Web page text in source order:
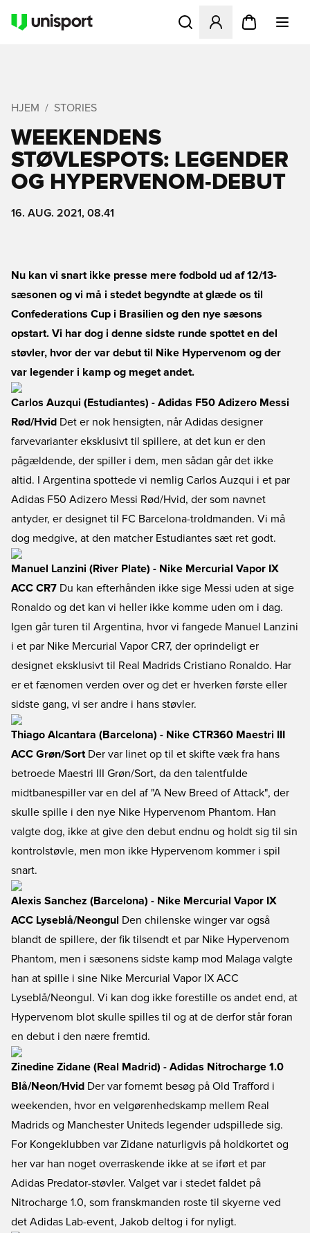
Åbner en Modal til at
HJEM STORIES
WEEKENDENS
STØVLESPOTS: LEGENDER
OG HYPERVENOM-DEBUT
16. AUG. 2021, 08.41
Nu kan vi snart ikke presse mere fodbold ud af 12/13-
sæsonen og vi må i stedet begyndte at glæde os til
Confederations Cup i Brasilien og den nye sæsons
opstart. Vi har dog i denne sidste runde spottet en del
støvler, hvor der var debut til Nike Hypervenom og der
var legender i kamp og meget andet.
Carlos Auzqui (Estudiantes) - Adidas F50 Adizero Messi
Rød/Hvid Det er nok hensigten, når Adidas designer
farvevarianter eksklusivt til spillere, at det kun er den
pågældende, der spiller i dem, men sådan går det ikke
altid. I Argentina spottede vi nemlig Carlos Auzqui i et par
Adidas F50 Adizero Messi Rød/Hvid, der som navnet
antyder, er designet til FC Barcelona-troldmanden. Vi må
dog medgive, at den matcher Estudiantes sæt ret godt.
Manuel Lanzini (River Plate) - Nike Mercurial Vapor IX
ACC CR7 Du kan efterhånden ikke sige Messi uden at sige
Ronaldo og det kan vi heller ikke komme uden om i dag.
Igen går turen til Argentina, hvor vi fangede Manuel Lanzini
i et par Nike Mercurial Vapor CR7, der oprindeligt er
designet eksklusivt til Real Madrids Cristiano Ronaldo. Har
er et fænomen verden over og det er hverken første eller
sidste gang, vi ser andre i hans støvler.
Thiago Alcantara (Barcelona) - Nike CTR360 Maestri III
ACC Grøn/Sort Der var linet op til et skifte væk fra hans
betroede Maestri III Grøn/Sort, da den talentfulde
midtbanespiller var en del af "A New Breed of Attack", der
skulle spille i den nye Nike Hypervenom Phantom. Han
valgte dog, ikke at give den debut endnu og holdt sig til sin
kontrolstøvle, men mon ikke Hypervenom kommer i spil
snart.
Alexis Sanchez (Barcelona) - Nike Mercurial Vapor IX
ACC Lyseblå/Neongul
Den chilenske winger var også
blandt de spillere, der fik tilsendt et par Nike Hypervenom
Phantom, men i sæsonens sidste kamp mod Malaga valgte
han at spille i sine Nike Mercurial Vapor IX ACC
Lyseblå/Neongul. Vi kan dog ikke forestille os andet end, at
Hypervenom blot skulle spilles til og at de derfor står foran
en debut i den nære fremtid.
Zinedine Zidane (Real Madrid) - Adidas Nitrocharge 1.0
Blå/Neon/Hvid Der var fornemt besøg på Old Trafford i
weekenden, hvor en velgørenhedskamp mellem Real
Madrids og Manchester Uniteds legender udspillede sig.
For Kongeklubben var Zidane naturligvis på holdkortet og
her var han noget overraskende ikke at se iført et par
Adidas Predator-støvler. Valget var i stedet faldet på
Nitrocharge 1.0, som franskmanden roste til skyerne ved
det Adidas Lab-event, Jakob deltog i for nyligt.